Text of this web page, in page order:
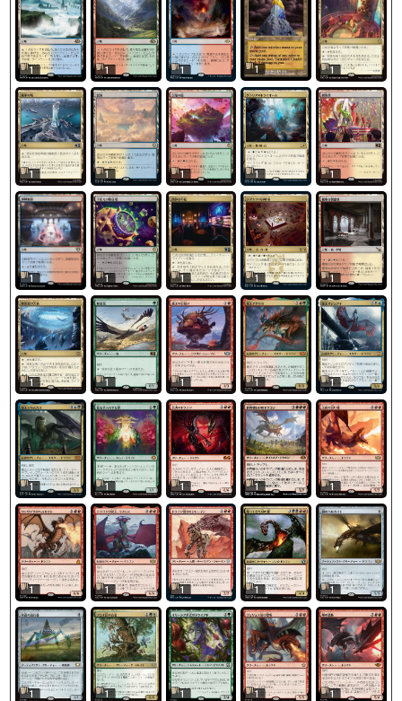
1 1 1 1 1
1 1 1 1 1
1 1 1 1 1
1 1 1 1 1
1 1 1 1 1
1 1 1 1 1
1 1 1 1 1